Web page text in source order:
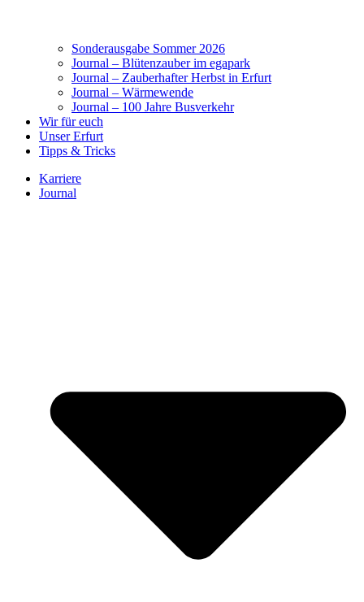
Sonderausgabe Sommer 2026
Journal – Blütenzauber im egapark
Journal – Zauberhafter Herbst in Erfurt
Journal – Wärmewende
Journal – 100 Jahre Busverkehr
Wir für euch
Unser Erfurt
Tipps & Tricks
Karriere
Journal